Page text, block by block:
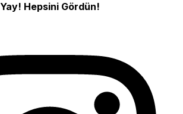
Yay! Hepsini Gördün!